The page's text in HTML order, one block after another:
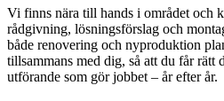
Vi finns nära till hands i området och
rådgivning, lösningsförslag och
både renovering och nyproduktion
tillsammans med dig, så att du får rätt
utförande som gör jobbet – år efter år.